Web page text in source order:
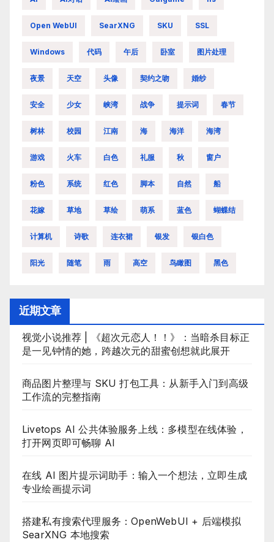
Open WebUI SearXNG SKU SSL
Windows 代码 午后 卧室 图片处理
夜景 天空 头像 契约之吻 婚纱
安全 少女 峡湾 战争 提示词 春节
树林 校园 江南 海 海洋 海湾
游戏 火车 白色 礼服 秋 窗户
粉色 系统 红色 脚本 自然 船
花嫁 草地 草绘 萌系 蓝色 蝴蝶结
计算机 诗歌 连衣裙 银发 银白色
阳光 随笔 雨 高空 鸟瞰图 黑色
近期文章
视觉小说推荐 | 《超次元恋人！！》：当暗杀目标正
是一见钟情的她，跨越次元的甜蜜创想就此展开
商品图片整理与 SKU 打包工具：从新手入门到高级
工作流的完整指南
Livetops AI 公共体验服务上线：多模型在线体验，
打开网页即可畅聊 AI
在线 AI 图片提示词助手：输入一个想法，立即生成
专业绘画提示词
搭建私有搜索代理服务：OpenWebUI + 后端模拟
SearXNG 本地搜索